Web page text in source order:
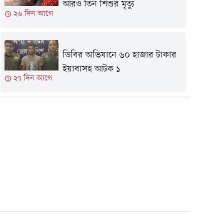
২৬ দিন আগে
আরও তিন শিশুর মৃত্যু
২৭ দিন আগে
ডিবির অভিযানে ৬০ হাজার টাকার
ইয়াবাসহ আটক ১